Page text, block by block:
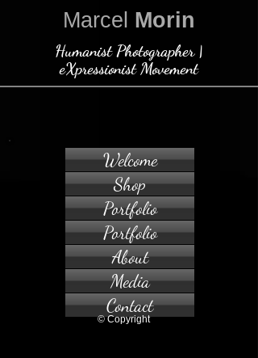
Marcel Morin
Humanist Photographer |
eXpressionist Movement
Welcome
Shop
Portfolio
Portfolio
About
Media
Contact
© Copyright